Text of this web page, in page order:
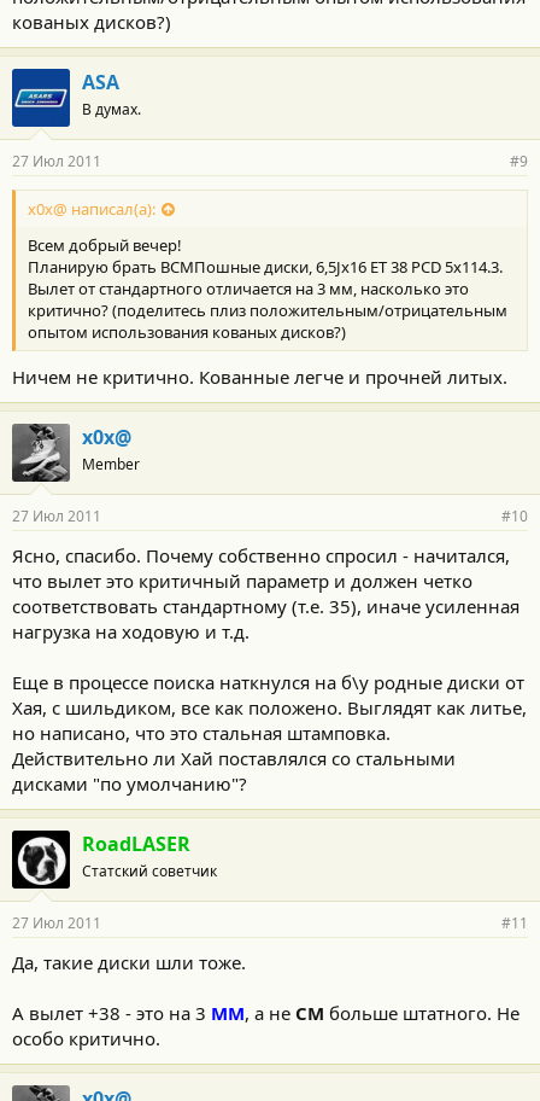
кованых дисков?)
ASA
В думах.
27 Июл 2011 #9
x0x@ написал(а):
Всем добрый вечер!
Планирую брать ВСМПошные диски, 6,5Jх16 ET 38 PCD 5x114.3.
Вылет от стандартного отличается на 3 мм, насколько это
критично? (поделитесь плиз положительным/отрицательным
опытом использования кованых дисков?)
Ничем не критично. Кованные легче и прочней литых.
x0x@
Member
27 Июл 2011 #10
Ясно, спасибо. Почему собственно спросил - начитался,
что вылет это критичный параметр и должен четко
соответствовать стандартному (т.е. 35), иначе усиленная
нагрузка на ходовую и т.д.
Еще в процессе поиска наткнулся на б\у родные диски от
Хая, с шильдиком, все как положено. Выглядят как литье,
но написано, что это стальная штамповка.
Действительно ли Хай поставлялся со стальными
дисками "по умолчанию"?
RoadLASER
Статский советчик
27 Июл 2011 #11
Да, такие диски шли тоже.
А вылет +38 - это на 3 ММ, а не СМ больше штатного. Не
особо критично.